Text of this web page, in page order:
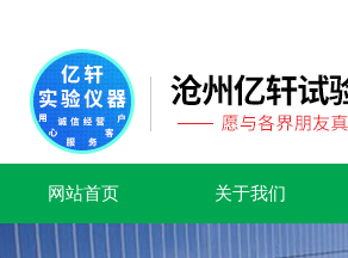
网站首页 关于我们